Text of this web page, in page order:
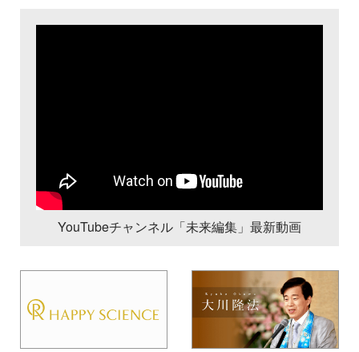
YouTubeチャンネル「未来編集」最新動画